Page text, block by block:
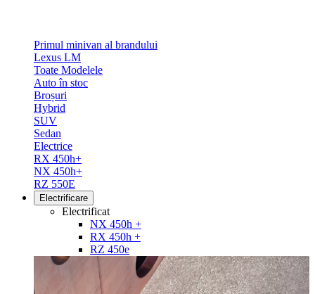
Primul minivan al brandului
Lexus LM
Toate Modelele
Auto în stoc
Broșuri
Hybrid
SUV
Sedan
Electrice
RX 450h+
NX 450h+
RZ 550E
Electrificare
Electrificat
NX 450h +
RX 450h +
RZ 450e